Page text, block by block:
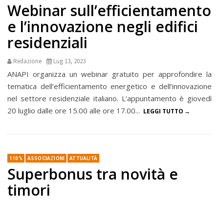
Webinar sull’efficientamento
e l’innovazione negli edifici
residenziali
Redazione Lug 13, 2023
ANAPI organizza un webinar gratuito per approfondire la
tematica dell’efficientamento energetico e dell’innovazione
nel settore residenziale italiano. L’appuntamento è giovedì
20 luglio dalle ore 15.00 alle ore 17.00... LEGGI TUTTO
110% ASSOCIAZIONI ATTUALITÀ
Superbonus tra novità e
timori